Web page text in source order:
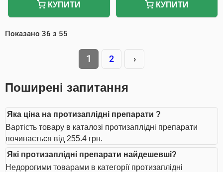
КУПИТИ КУПИТИ
Показано 36 з 55
1 2 ›
Поширені запитання
Яка ціна на протизаплідні препарати ?
Вартість товару в каталозі протизаплідні препарати
починається від 255.4 грн.
Які протизаплідні препарати найдешевші?
Недорогими товарами в категорії протизаплідні